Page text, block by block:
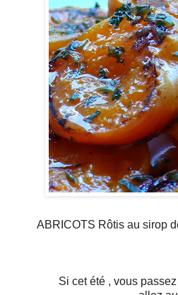
ABRICOTS Rôtis au sirop
Si cet été , vous